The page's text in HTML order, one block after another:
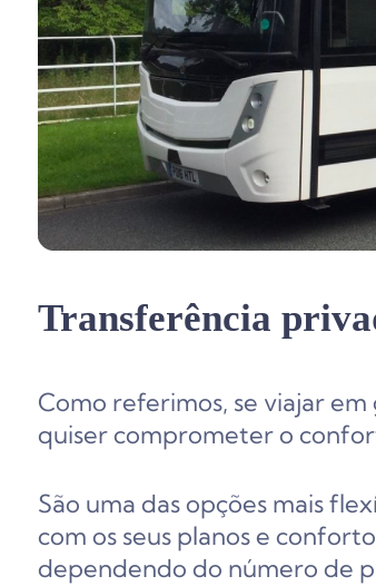
Transferência
Como referimos, se viajar
quiser comprometer o
São uma das opções mais
com os seus planos e
dependendo do número de